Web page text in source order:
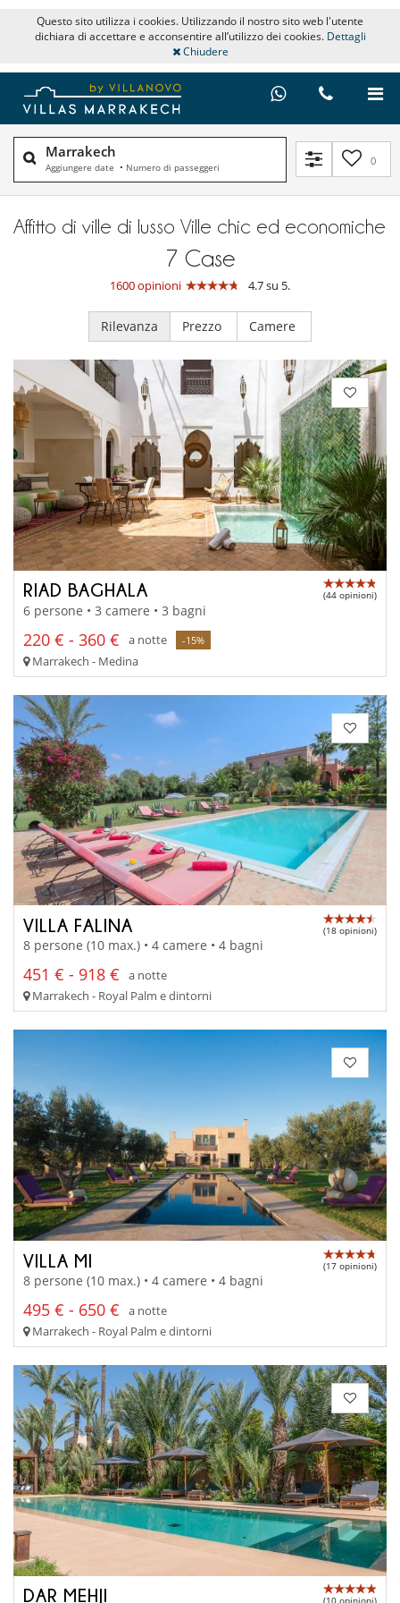
Questo sito utilizza i cookies. Utilizzando il nostro sito web l'utente
dichiara di accettare e acconsentire all’utilizzo dei cookies. Dettagli
Chiudere
Marrakech
Aggiungere date • Numero di passeggeri 0
Affitto di ville di lusso Ville chic ed economiche
7 Case
1600 opinioni 4.7 su 5.
Rilevanza Prezzo Camere
RIAD BAGHALA (44 opinioni)
6 persone • 3 camere • 3 bagni
220 € - 360 € a notte -15%
Marrakech - Medina
VILLA FALINA (18 opinioni)
8 persone (10 max.) • 4 camere • 4 bagni
451 € - 918 €
a notte
Marrakech - Royal Palm e dintorni
VILLA MI (17 opinioni)
8 persone (10 max.) • 4 camere • 4 bagni
495 € - 650 €
a notte
Marrakech - Royal Palm e dintorni
DAR MEHJI